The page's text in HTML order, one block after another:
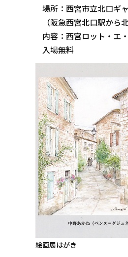
場所：西宮市立北口ギ
（阪急西宮北口駅から
内容：西宮ロット・エ
入場無料
絵画展はがき